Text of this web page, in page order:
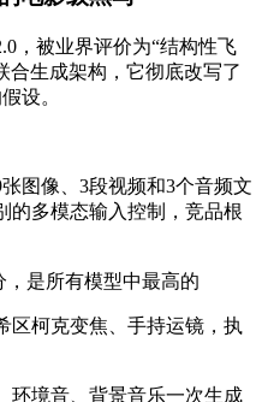
，被业界评价为“结构性飞
合生成架构，它彻底改写了
设。
图像、3段视频和3个音频文
多模态输入控制，竞品根
，是所有模型中最高的
区柯克变焦、手持运镜，执
环境音、背景音乐一次生成